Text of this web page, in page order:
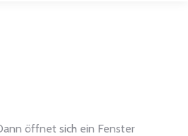
öffnet sich ein Fenster